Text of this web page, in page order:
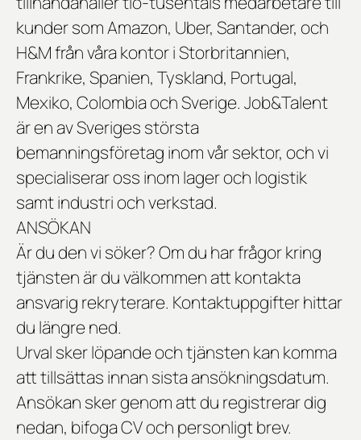
kunder som Amazon, Uber, Santander, och
H&M från våra kontor i Storbritannien,
Frankrike, Spanien, Tyskland, Portugal,
Mexiko, Colombia och Sverige. Job&Talent
är en av Sveriges största
bemanningsföretag inom vår sektor, och vi
specialiserar oss inom lager och logistik
samt industri och verkstad.
ANSÖKAN
Är du den vi söker? Om du har frågor kring
tjänsten är du välkommen att kontakta
ansvarig rekryterare. Kontaktuppgifter hittar
du längre ned.
Urval sker löpande och tjänsten kan komma
att tillsättas innan sista ansökningsdatum.
Ansökan sker genom att du registrerar dig
nedan, bifoga CV och personligt brev.